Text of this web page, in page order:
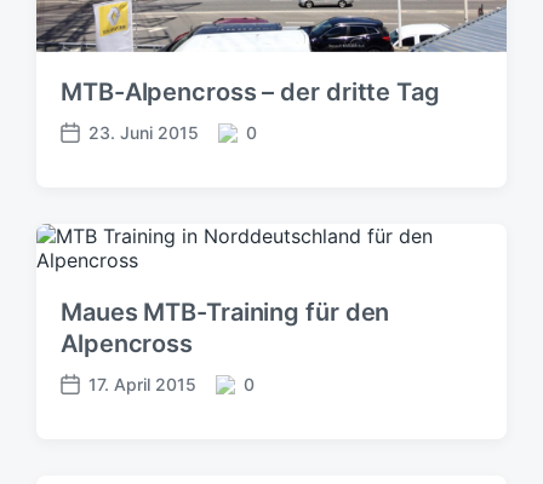
MTB-Alpencross – der dritte Tag
V
f
f
n
t
l
i
23. Juni 2015
K
e
a
e
0
Maues MTB-Training für den
Alpencross
V
17. April 2015
K
0